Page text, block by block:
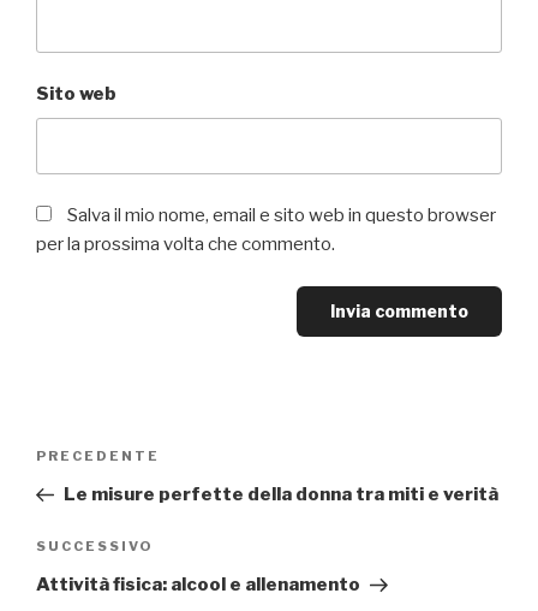
Sito web
Salva il mio nome, email e sito web in questo browser
per la prossima volta che commento.
Articolo
precedente:
PRECEDENTE
Le misure perfette della donna tra miti e verità
Articolo
successivo
SUCCESSIVO
Attività fisica: alcool e allenamento